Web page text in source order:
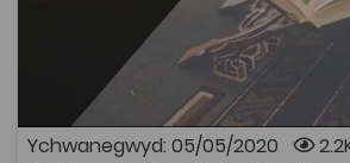
Ychwanegwyd: 05/05/2020
Casgliad o gyflwyniadau
agweddau ar faes llafur Safon UG/
Crefyddol. Gan Dr Gareth Evans-
Bangor.